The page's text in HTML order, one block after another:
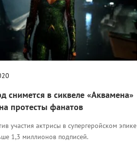
снимется в сиквеле «Аквамена»
протесты фанатов
участия актрисы в супергеройском эпике
1,3 миллионов подписей.